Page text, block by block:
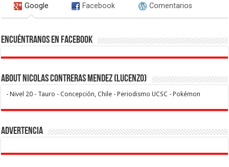
Google Facebook Comentarios
Encuéntranos en Facebook
About Nicolas Contreras Mendez (Lucenzo)
- Nivel 20 - Tauro - Concepción, Chile - Periodismo UCSC - Pokémon
Advertencia